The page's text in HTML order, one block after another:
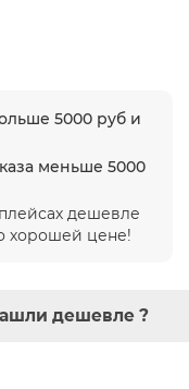
5000 руб и
меньше 5000
дешевле
хорошей цене!
дешевле ?